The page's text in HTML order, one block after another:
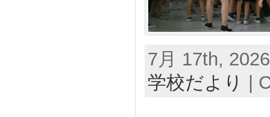
7月 17th,
学校だより